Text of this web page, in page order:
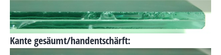
Kante gesäumt/handentschärft: